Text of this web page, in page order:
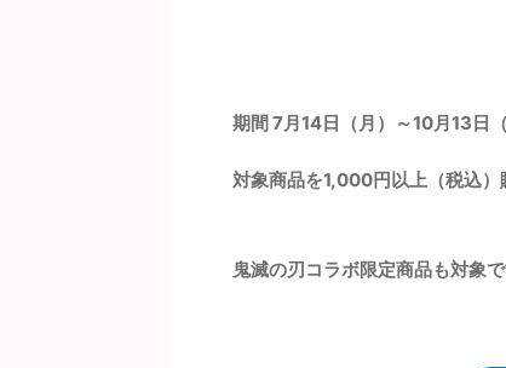
期間 7月14日（月）～10月13日
対象商品を1,000円以上（税込）
鬼滅の刃コラボ限定商品も対象で